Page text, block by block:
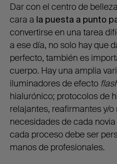
Dar con el centro de
cara a la puesta a punto
convertirse en una tarea
a ese día, no solo hay que
perfecto, también es
cuerpo. Hay una amplia
iluminadores de efecto
hialurónico; protocolos de
relajantes, reafirmantes y/
necesidades de cada
cada proceso debe ser
manos de profesionales.